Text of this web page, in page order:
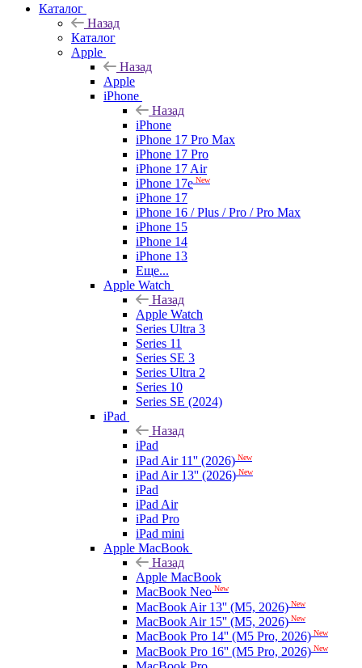
Каталог
Назад
Каталог
Apple
Назад
Apple
iPhone
Назад
iPhone
iPhone 17 Pro Max
iPhone 17 Pro
iPhone 17 Air
iPhone 17e New
iPhone 17
iPhone 16 / Plus / Pro / Pro Max
iPhone 15
iPhone 14
iPhone 13
Еще...
Apple Watch
Назад
Apple Watch
Series Ultra 3
Series 11
Series SE 3
Series Ultra 2
Series 10
Series SE (2024)
iPad
Назад
iPad
iPad Air 11'' (2026) New
iPad Air 13'' (2026) New
iPad
iPad Air
iPad Pro
iPad mini
Apple MacBook
Назад
Apple MacBook
MacBook Neo New
MacBook Air 13'' (M5, 2026) New
MacBook Air 15'' (M5, 2026) New
MacBook Pro 14'' (M5 Pro, 2026) New
MacBook Pro 16'' (M5 Pro, 2026) New